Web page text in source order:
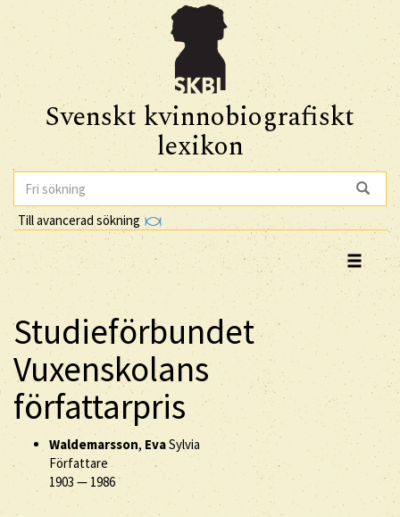
Svenskt kvinnobiografiskt
lexikon
Till avancerad sökning
Studieförbundet
Vuxenskolans
författarpris
Waldemarsson,EvaSylvia
Författare
1903 — 1986